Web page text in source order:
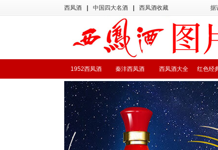
西凤酒 中国四大名酒 西凤酒收藏 据
红色经
西凤酒大全
秦沣西凤酒
1952西凤酒